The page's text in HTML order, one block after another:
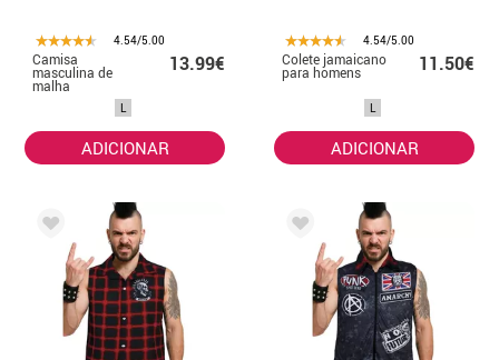
4.54/5.00
Camisa
masculina de
malha
13.99€
L
ADICIONAR
4.54/5.00
Colete jamaicano
para homens 11.50€
L
ADICIONAR